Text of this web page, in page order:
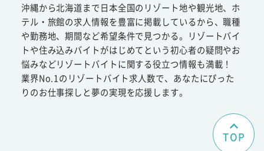
沖縄から北海道まで日本全国のリゾート地や観光地、ホ
テル・旅館の求人情報を豊富に掲載しているから、職種
や勤務地、期間など希望条件で見つかる。リゾートバイ
トや住み込みバイトがはじめてという初心者の疑問やお
悩みなどリゾートバイトに関する役立つ情報も満載！
業界No.1のリゾートバイト求人数で、あなたにぴった
りのお仕事探しと夢の実現を応援します。
TOP